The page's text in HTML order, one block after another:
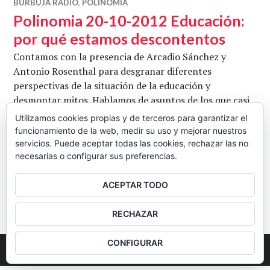
BURBUJA RADIO, POLINOMIA
Polinomia 20-10-2012 Educación:
por qué estamos descontentos
Contamos con la presencia de Arcadio Sánchez y
Antonio Rosenthal para desgranar diferentes
perspectivas de la situación de la educación y
desmontar mitos. Hablamos de asuntos de los que casi
no se habla y que son realmente importantes. Conduce
Fernando Zabaleta. (Escuchar y/o descargar)
Seguir leyendoPolinomia 20-10-2012 Educación: por
CB 20 OCTUBRE, 2012 DEJAR UN COMENTARIO
BARRA
LATERAL
2026 Colectivo Burbuja
Utilizamos cookies propias y de terceros para garantizar el
funcionamiento de la web, medir su uso y mejorar nuestros
servicios. Puede aceptar todas las cookies, rechazar las no
necesarias o configurar sus preferencias.
ACEPTAR TODO
RECHAZAR
CONFIGURAR